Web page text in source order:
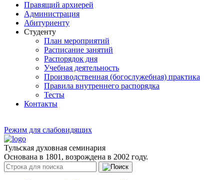
Правящий архиерей
Администрация
Абитуриенту
Студенту
План мероприятий
Расписание занятий
Распорядок дня
Учебная деятельность
Производственная (богослужебная) практика
Правила внутреннего распорядка
Тесты
Контакты
Режим для слабовидящих
Тульская духовная семинария
Основана в 1801, возрождена в 2002 году.